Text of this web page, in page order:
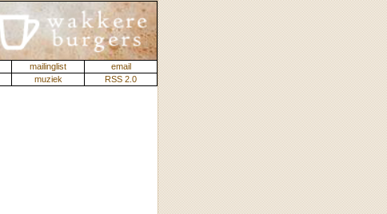
mailinglist
email
muziek RSS 2.0